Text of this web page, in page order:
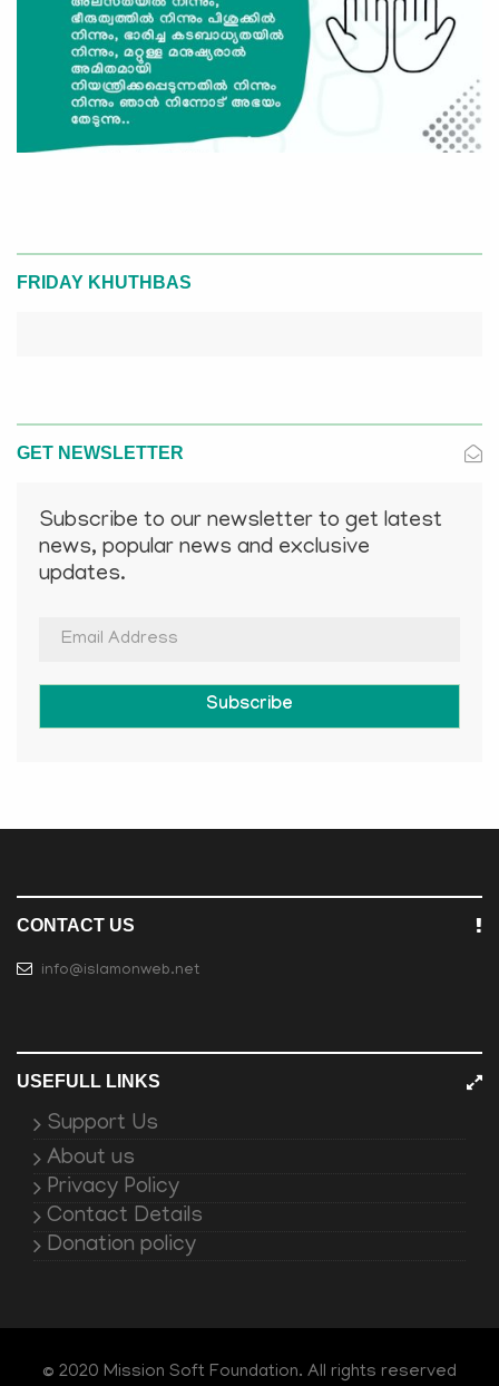
FRIDAY KHUTHBAS
GET NEWSLETTER
Subscribe to our newsletter to get latest
news, popular news and exclusive
updates.
Subscribe
CONTACT US
info@islamonweb.net
USEFULL LINKS
Support Us
About us
Privacy Policy
Contact Details
Donation policy
© 2020 Mission Soft Foundation. All rights reserved